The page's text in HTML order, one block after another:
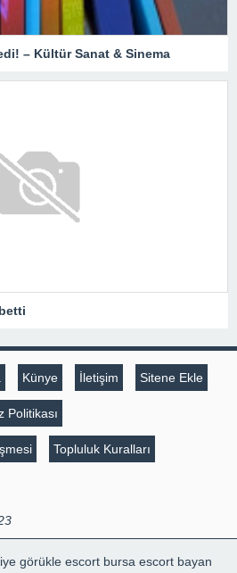
– Kültür Sanat & Sinema
Künye İletişim Sitene Ekle
Politikası
Topluluk Kuralları
görükle escort bursa escort bayan